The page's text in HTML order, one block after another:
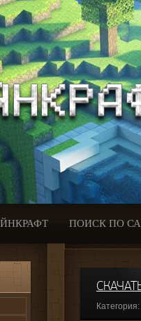
ПОИСК ПО
Категория: